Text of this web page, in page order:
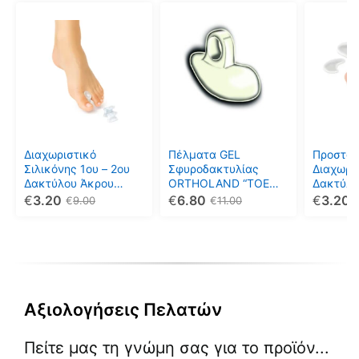
Διαχωριστικό
Σιλικόνης 1ου – 2ου
Δακτύλου Άκρου
Ποδός Toe Split
9.00
€
3.20
€
προϊόν
πολλαπλές
παραλλαγές.
μπορούν
να
επιλεγούν
στη
Πέλματα GEL
Σφυροδακτυλίας
ORTHOLAND “TOE
CREST” FT/1265-6
11.00
€
6.80
€
προϊόν
έχει
πολλαπλές
παραλλαγές.
μπορούν
να
επιλεγούν
στη
Split3.20
€
προϊόν
έχει
να
στη
Αξιολογήσεις Πελατών
Πείτε μας τη γνώμη σας για το προϊόν...